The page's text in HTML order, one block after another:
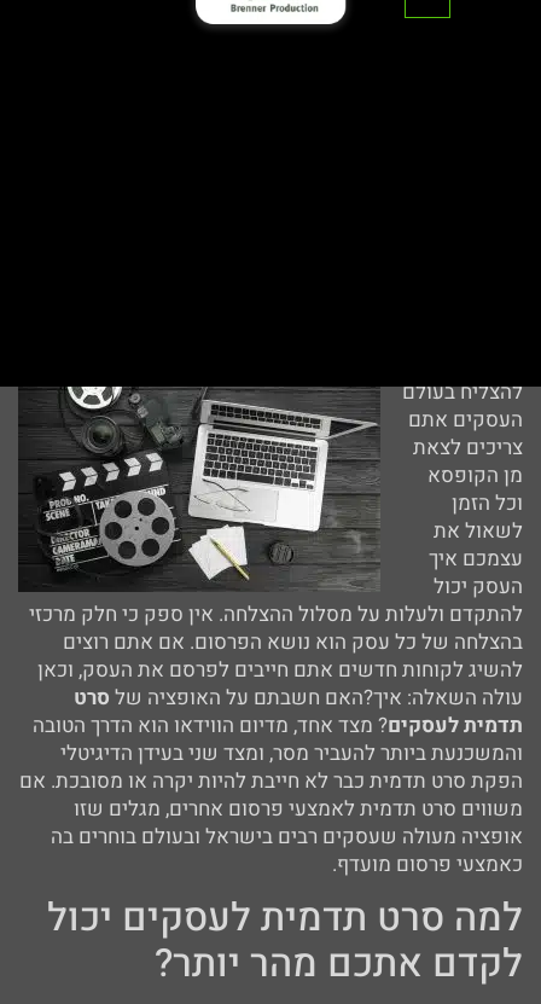
להצליח בעולם
העסקים אתם
צריכים לצאת
מן הקופסא
וכל הזמן
לשאול את
עצמכם איך
העסק יכול
להתקדם ולעלות על מסלול ההצלחה. אין ספק כי חלק מרכזי
בהצלחה של כל עסק הוא נושא הפרסום. אם אתם רוצים
להשיג לקוחות חדשים אתם חייבים לפרסם את העסק, וכאן
עולה השאלה: איך?האם חשבתם על האופציה של סרט
תדמית לעסקים? מצד אחד, מדיום הווידאו הוא הדרך הטובה
והמשכנעת ביותר להעביר מסר, ומצד שני בעידן הדיגיטלי
הפקת סרט תדמית כבר לא חייבת להיות יקרה או מסובכת. אם
משווים סרט תדמית לאמצעי פרסום אחרים, מגלים שזו
אופציה מעולה שעסקים רבים בישראל ובעולם בוחרים בה
כאמצעי פרסום מועדף.
למה סרט תדמית לעסקים יכול
לקדם אתכם מהר יותר?